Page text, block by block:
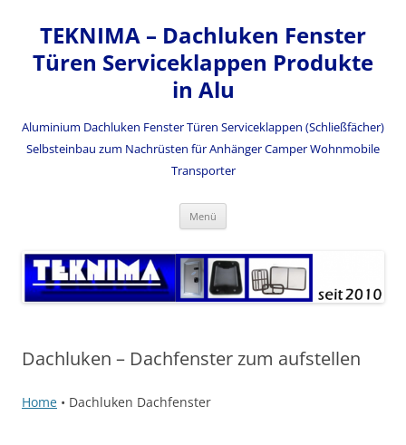
springen
TEKNIMA – Dachluken Fenster
Türen Serviceklappen Produkte
in Alu
Aluminium Dachluken Fenster Türen Serviceklappen (Schließfächer)
Selbsteinbau zum Nachrüsten für Anhänger Camper Wohnmobile
Transporter
Menü
Dachluken – Dachfenster zum aufstellen
Home • Dachluken Dachfenster